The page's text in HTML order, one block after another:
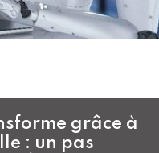
grâce à
: un pas